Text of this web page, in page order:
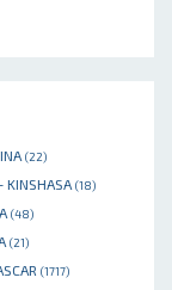
(22)
KINSHASA (18)
(48)
(21)
(1717)